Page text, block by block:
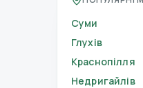
Суми
Глухів
Краснопілля
Недригайлів